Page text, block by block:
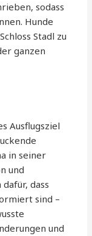
sodass
Hunde
Stadl zu
ganzen
Ausflugsziel
in seiner
und
dass
sind –
und